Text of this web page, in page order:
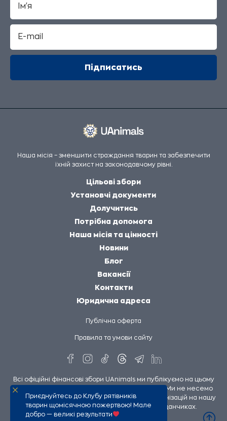
Наша місія – зменшити страждання тварин та забезпечити
їхній захист на законодавчому рівні.
Цільові збори
Установчі документи
Долучитись
Потрібна допомога
Наша місія та цінності
Новини
Блог
Вакансії
Контакти
Юридична адреса
Публічна оферта
Правила та умови сайту
Всі офіційні фінансові збори UAnimals ми публікуємо на цьому
сайті та на сторінках UAnimals у соцмережах. Ми не несемо
відповідальності за збори інших людей чи організацій на нашу
підтримку, опубліковані на сторонніх майданчиках.
UAnimals @ 2026
Приєднуйтесь до Клубу рятівників
тварин щомісячною пожертвою! Мале
добро — великі результати